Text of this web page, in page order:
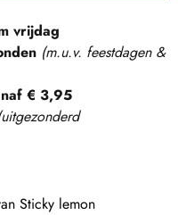
vrijdag
(m.u.v. feestdagen &
€ 3,95
uitgezonderd
Sticky lemon